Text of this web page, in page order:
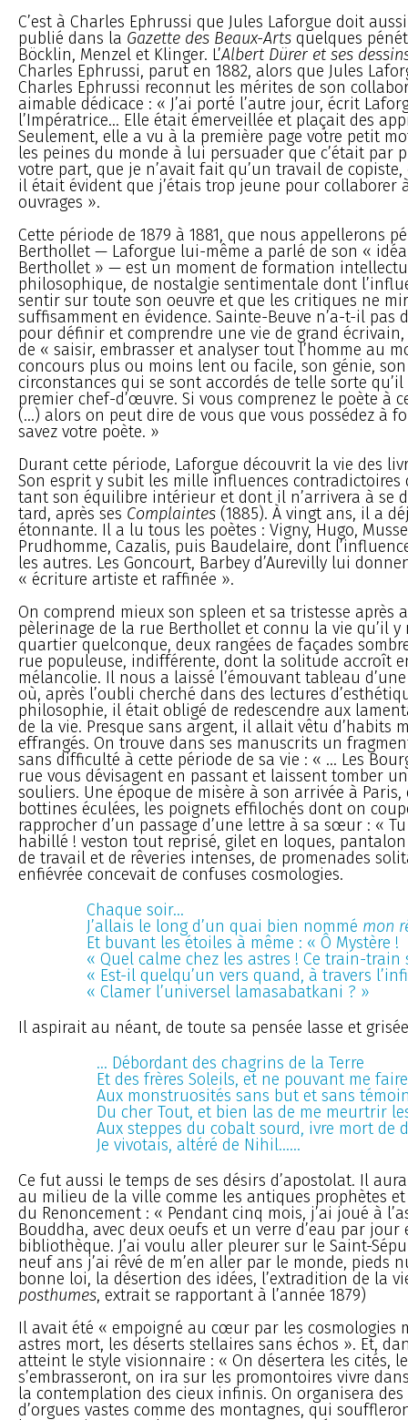
C’est à Charles Ephrussi que Jules Laforgue doit
publié dans la Gazette des Beaux-Arts quelques
Böcklin, Menzel et Klinger. L’Albert Dürer et ses
Charles Ephrussi, parut en 1882, alors que Jules
Charles Ephrussi reconnut les mérites de son
aimable dédicace : « J’ai porté l’autre jour, écrit
l’Impératrice... Elle était émerveillée et plaçait des
Seulement, elle a vu à la première page votre petit
les peines du monde à lui persuader que c’était par
votre part, que je n’avait fait qu’un travail de copiste,
il était évident que j’étais trop jeune pour collaborer
ouvrages ».
Cette période de 1879 à 1881, que nous appellerons
Berthollet — Laforgue lui-même a parlé de son «
Berthollet » — est un moment de formation
philosophique, de nostalgie sentimentale dont
sentir sur toute son oeuvre et que les critiques ne
suffisamment en évidence. Sainte-Beuve n’a-t-il pas
pour définir et comprendre une vie de grand
de « saisir, embrasser et analyser tout l’homme au
concours plus ou moins lent ou facile, son génie,
circonstances qui se sont accordés de telle sorte
premier chef-d’œuvre. Si vous comprenez le poète à
(...) alors on peut dire de vous que vous possédez à
savez votre poète. »
Durant cette période, Laforgue découvrit la vie des
Son esprit y subit les mille influences
tant son équilibre intérieur et dont il n’arrivera à se
tard, après ses Complaintes (1885). À vingt ans, il a
étonnante. Il a lu tous les poètes : Vigny, Hugo,
Prudhomme, Cazalis, puis Baudelaire, dont
les autres. Les Goncourt, Barbey d’Aurevilly lui
« écriture artiste et raffinée ».
On comprend mieux son spleen et sa tristesse après
pèlerinage de la rue Berthollet et connu la vie qu’il y
quartier quelconque, deux rangées de façades
rue populeuse, indifférente, dont la solitude accroît
mélancolie. Il nous a laissé l’émouvant tableau
où, après l’oubli cherché dans des lectures
philosophie, il était obligé de redescendre aux
de la vie. Presque sans argent, il allait vêtu d’habits
effrangés. On trouve dans ses manuscrits un
sans difficulté à cette période de sa vie : « ... Les
rue vous dévisagent en passant et laissent tomber
souliers. Une époque de misère à son arrivée à Paris,
bottines éculées, les poignets effilochés dont on
rapprocher d’un passage d’une lettre à sa sœur : «
habillé ! veston tout reprisé, gilet en loques, pantalon
de travail et de rêveries intenses, de promenades
enfiévrée concevait de confuses cosmologies.
Chaque soir...
J’allais le long d’un quai bien nommé mon
Et buvant les étoiles à même : « Ô Mystère !
« Quel calme chez les astres ! Ce train-train
« Est-il quelqu’un vers quand, à travers
« Clamer l’universel lamasabatkani ? »
Il aspirait au néant, de toute sa pensée lasse et
... Débordant des chagrins de la Terre
Et des frères Soleils, et ne pouvant me faire
Aux monstruosités sans but et sans
Du cher Tout, et bien las de me meurtrir
Aux steppes du cobalt sourd, ivre mort de
Je vivotais, altéré de Nihil......
Ce fut aussi le temps de ses désirs d’apostolat. Il
au milieu de la ville comme les antiques prophètes
du Renoncement : « Pendant cinq mois, j’ai joué à
Bouddha, avec deux oeufs et un verre d’eau par jour
bibliothèque. J’ai voulu aller pleurer sur le Saint-
neuf ans j’ai rêvé de m’en aller par le monde, pieds
bonne loi, la désertion des idées, l’extradition de la
posthumes, extrait se rapportant à l’année 1879)
Il avait été « empoigné au cœur par les cosmologies
astres mort, les déserts stellaires sans échos ». Et,
atteint le style visionnaire : « On désertera les cités,
s’embrasseront, on ira sur les promontoires vivre
la contemplation des cieux infinis. On organisera
d’orgues vastes comme des montagnes, qui